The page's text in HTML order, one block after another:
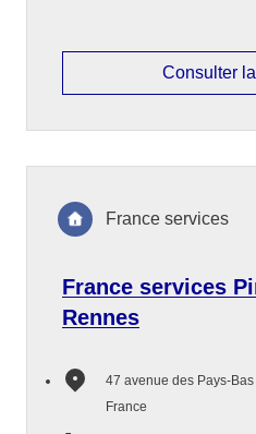
Consulter
France services
Rennes
47 avenue des Pays-Bas
France
France services